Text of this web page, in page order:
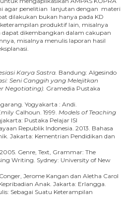
agar penelitian lanjutan dengan materi
dilakukan bukan hanya pada KD
produktif lain, misalnya
dikembangkan dalam cakupan
misalnya menulis laporan hasil
Karya Sastra. Bandung: Algesindo
Seni Canggih yang Melejitkan
Negotiating). Gramedia Pustaka
Yogyakarta : Andi.
Calhoun. 1999. Models of Teaching
Pustaka Pelajar ISI
Republik Indonesia. 2013. Bahasa
Jakarta: Kementrian Pendidikan dan
Genre, Text, Grammar: The
Writing. Sydney: University of New
Jerome Kangan dan Aletha Carol
Anak. Jakarta: Erlangga.
Sebagai Suatu Keterampilan